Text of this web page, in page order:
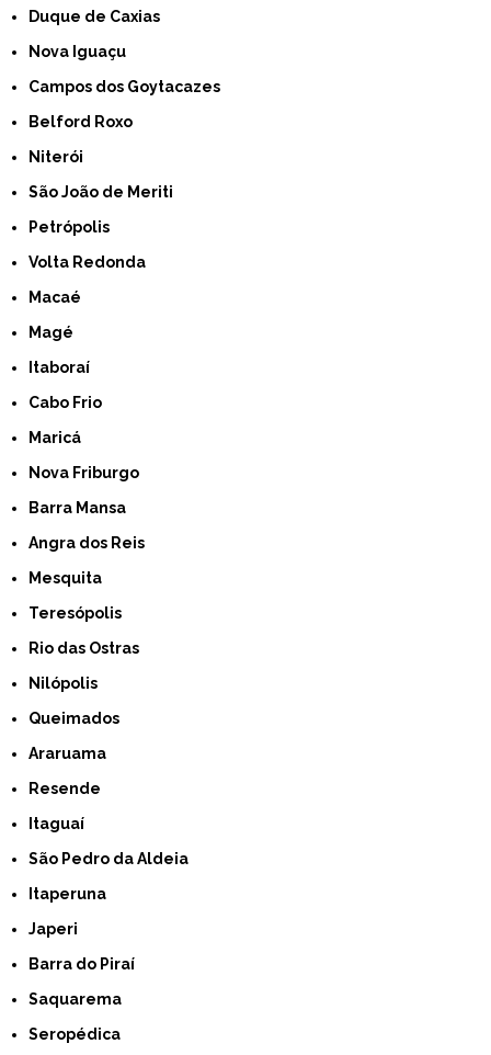
Duque de Caxias
Nova Iguaçu
Campos dos Goytacazes
Belford Roxo
Niterói
São João de Meriti
Petrópolis
Volta Redonda
Macaé
Magé
Itaboraí
Cabo Frio
Maricá
Nova Friburgo
Barra Mansa
Angra dos Reis
Mesquita
Teresópolis
Rio das Ostras
Nilópolis
Queimados
Araruama
Resende
Itaguaí
São Pedro da Aldeia
Itaperuna
Japeri
Barra do Piraí
Saquarema
Seropédica